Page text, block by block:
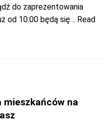
do zaprezentowania
od 10:00 będą się… Read
mieszkańców na